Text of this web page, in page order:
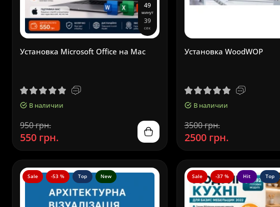
49
минут
38
сек
Установка Microsoft Office на Mac
В наличии
950 грн.
550 грн.
Установка WoodWOP
В наличии
3500 грн.
2500 грн.
Sale -53 % Top New Sale -37 % Hit Top